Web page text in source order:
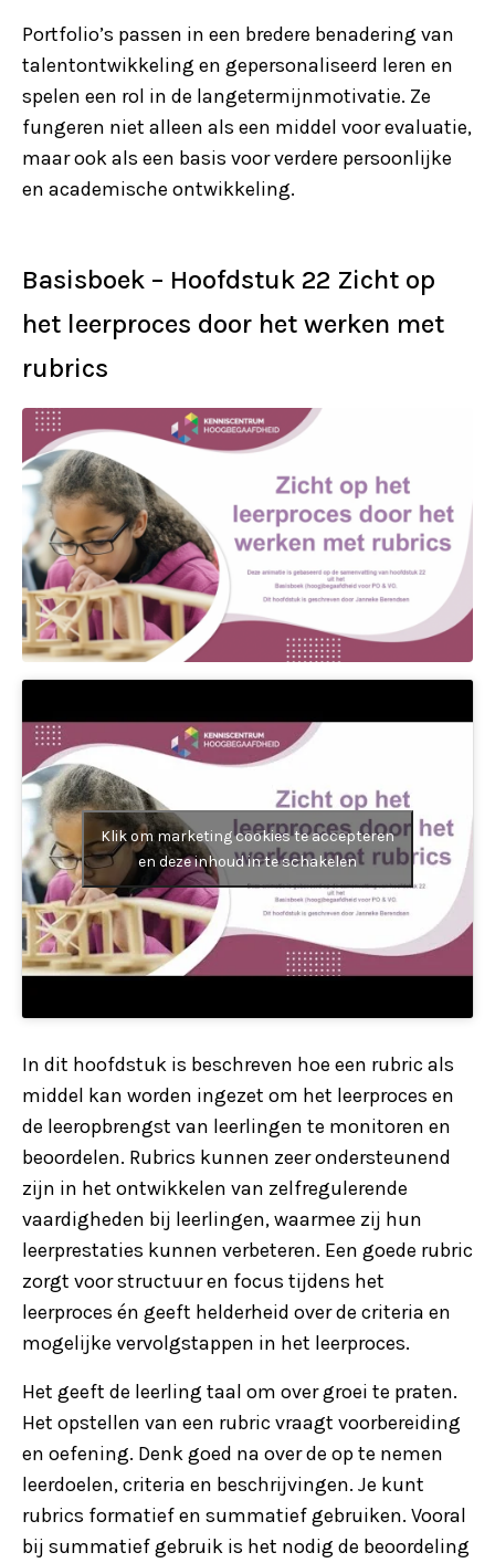
Portfolio’s passen in een bredere benadering van
talentontwikkeling en gepersonaliseerd leren en
spelen een rol in de langetermijnmotivatie. Ze
fungeren niet alleen als een middel voor evaluatie,
maar ook als een basis voor verdere persoonlijke
en academische ontwikkeling.
Basisboek – Hoofdstuk 22 Zicht op
het leerproces door het werken met
rubrics
Klik om marketing cookies te accepteren
en deze inhoud in te schakelen
In dit hoofdstuk is beschreven hoe een rubric als
middel kan worden ingezet om het leerproces en
de leeropbrengst van leerlingen te monitoren en
beoordelen. Rubrics kunnen zeer ondersteunend
zijn in het ontwikkelen van zelfregulerende
vaardigheden bij leerlingen, waarmee zij hun
leerprestaties kunnen verbeteren. Een goede rubric
zorgt voor structuur en focus tijdens het
leerproces én geeft helderheid over de criteria en
mogelijke vervolgstappen in het leerproces.
Het geeft de leerling taal om over groei te praten.
Het opstellen van een rubric vraagt voorbereiding
en oefening. Denk goed na over de op te nemen
leerdoelen, criteria en beschrijvingen. Je kunt
rubrics formatief en summatief gebruiken. Vooral
bij summatief gebruik is het nodig de beoordeling